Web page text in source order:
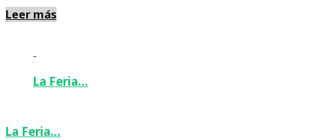
Leer más
-
La Feria…
La Feria…